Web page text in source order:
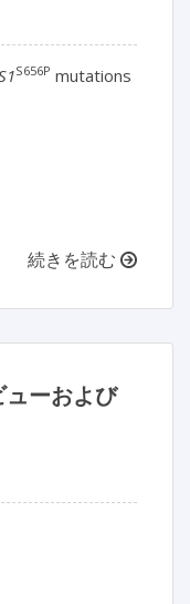
S656P mutations
続きを読む
ーおよび